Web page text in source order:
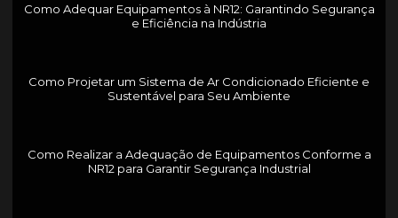
Como Adequar Equipamentos à NR12: Garantindo Segurança
e Eficiência na Indústria
Como Projetar um Sistema de Ar Condicionado Eficiente e
Sustentável para Seu Ambiente
Como Realizar a Adequação de Equipamentos Conforme a
NR12 para Garantir Segurança Industrial